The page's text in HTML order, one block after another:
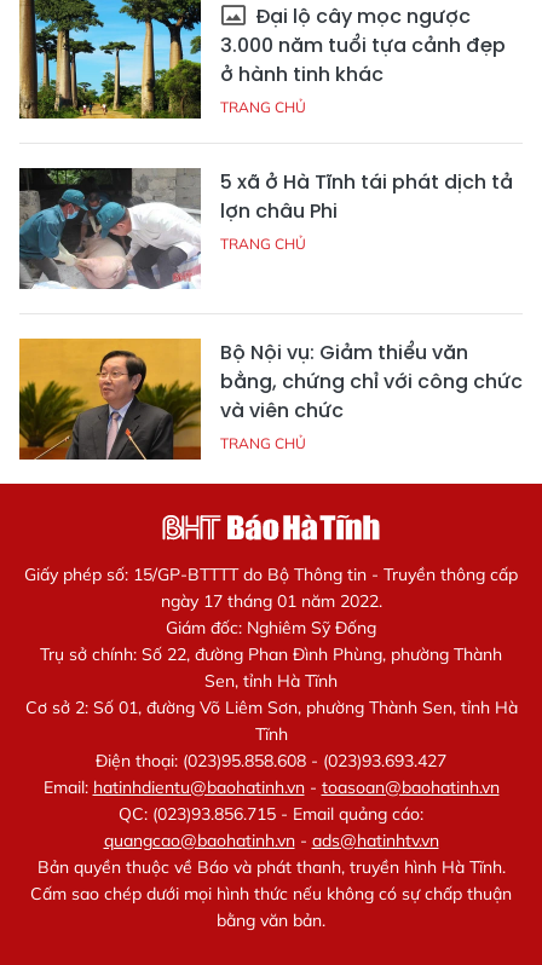
Đại lộ cây mọc ngược
3.000 năm tuổi tựa cảnh đẹp
ở hành tinh khác
TRANG CHỦ
5 xã ở Hà Tĩnh tái phát dịch tả
lợn châu Phi
TRANG CHỦ
Bộ Nội vụ: Giảm thiểu văn
bằng, chứng chỉ với công chức
và viên chức
TRANG CHỦ
Giấy phép số: 15/GP-BTTTT do Bộ Thông tin - Truyền thông cấp
ngày 17 tháng 01 năm 2022.
Giám đốc: Nghiêm Sỹ Đống
Trụ sở chính: Số 22, đường Phan Đình Phùng, phường Thành
Sen, tỉnh Hà Tĩnh
Cơ sở 2: Số 01, đường Võ Liêm Sơn, phường Thành Sen, tỉnh Hà
Tĩnh
Điện thoại: (023)95.858.608 - (023)93.693.427
Email: hatinhdientu@baohatinh.vn- toasoan@baohatinh.vn
QC: (023)93.856.715 - Email quảng cáo:
quangcao@baohatinh.vn- ads@hatinhtv.vn
Bản quyền thuộc về Báo và phát thanh, truyền hình Hà Tĩnh.
Cấm sao chép dưới mọi hình thức nếu không có sự chấp thuận
bằng văn bản.